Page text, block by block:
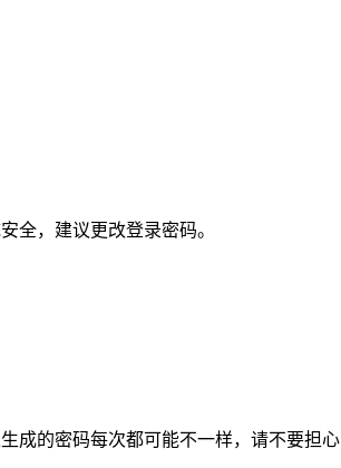
全，建议更改登录密码。
成的密码每次都可能不一样，请不要担心